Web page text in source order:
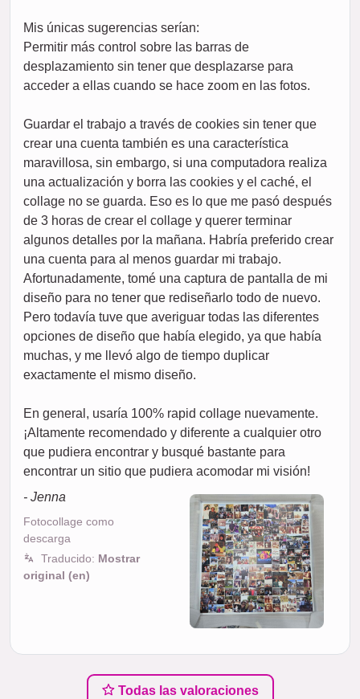
Mis únicas sugerencias serían:
Permitir más control sobre las barras de
desplazamiento sin tener que desplazarse para
acceder a ellas cuando se hace zoom en las fotos.
Guardar el trabajo a través de cookies sin tener que
crear una cuenta también es una característica
maravillosa, sin embargo, si una computadora realiza
una actualización y borra las cookies y el caché, el
collage no se guarda. Eso es lo que me pasó después
de 3 horas de crear el collage y querer terminar
algunos detalles por la mañana. Habría preferido crear
una cuenta para al menos guardar mi trabajo.
Afortunadamente, tomé una captura de pantalla de mi
diseño para no tener que rediseñarlo todo de nuevo.
Pero todavía tuve que averiguar todas las diferentes
opciones de diseño que había elegido, ya que había
muchas, y me llevó algo de tiempo duplicar
exactamente el mismo diseño.
En general, usaría 100% rapid collage nuevamente.
¡Altamente recomendado y diferente a cualquier otro
que pudiera encontrar y busqué bastante para
encontrar un sitio que pudiera acomodar mi visión!
- Jenna
Fotocollage como
descarga
Traducido: Mostrar
original (en)
Todas las valoraciones